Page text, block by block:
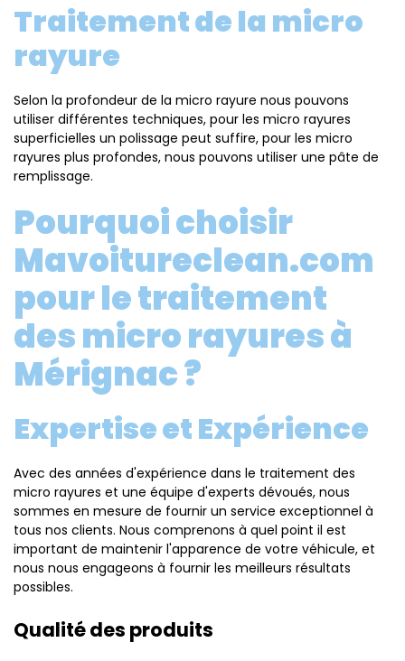
Traitement de la micro
rayure
Selon la profondeur de la micro rayure nous pouvons
utiliser différentes techniques, pour les micro rayures
superficielles un polissage peut suffire, pour les micro
rayures plus profondes, nous pouvons utiliser une pâte de
remplissage.
Pourquoi choisir
Mavoitureclean.com
pour le traitement
des micro rayures à
Mérignac ?
Expertise et Expérience
Avec des années d'expérience dans le traitement des
micro rayures et une équipe d'experts dévoués, nous
sommes en mesure de fournir un service exceptionnel à
tous nos clients. Nous comprenons à quel point il est
important de maintenir l'apparence de votre véhicule, et
nous nous engageons à fournir les meilleurs résultats
possibles.
Qualité des produits